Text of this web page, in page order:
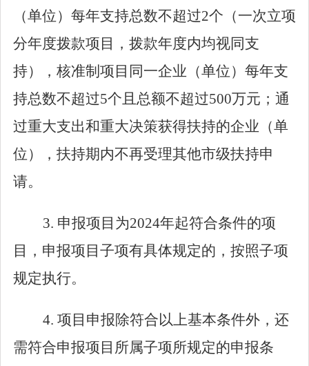
（单位）每年支持总数不超过2个（一次立项
分年度拨款项目，拨款年度内均视同支
持），核准制项目同一企业（单位）每年支
持总数不超过5个且总额不超过500万元；通
过重大支出和重大决策获得扶持的企业（单
位），扶持期内不再受理其他市级扶持申
请。
3. 申报项目为2024年起符合条件的项
目，申报项目子项有具体规定的，按照子项
规定执行。
4. 项目申报除符合以上基本条件外，还
需符合申报项目所属子项所规定的申报条